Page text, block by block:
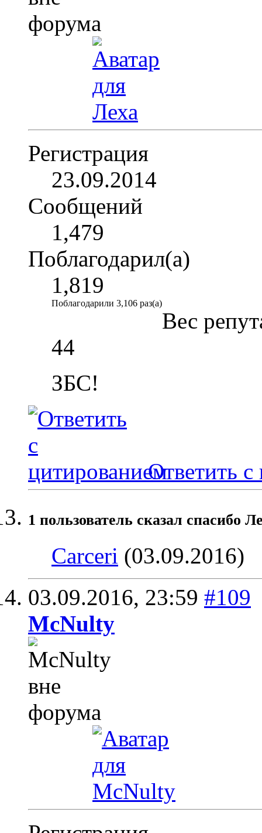
Регистрация
23.09.2014
Сообщений
1,479
Поблагодарил(а)
1,819
Поблагодарили 3,106 раз(а)
Вес
44
ЗБС!
Ответить с
1 пользователь сказал cпасибо
Carceri (03.09.2016)
03.09.2016, 23:59 #109
McNulty